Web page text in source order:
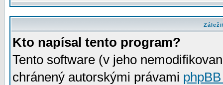
Kto napísal tento program?
Tento software (v jeho
chránený autorskými právami